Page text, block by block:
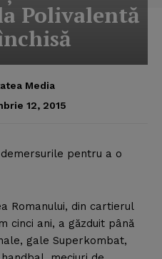
Polivalentă
Media
12, 2015
pentru a o
Romanului, din cartierul
cinci ani, a găzduit până
gale Superkombat,